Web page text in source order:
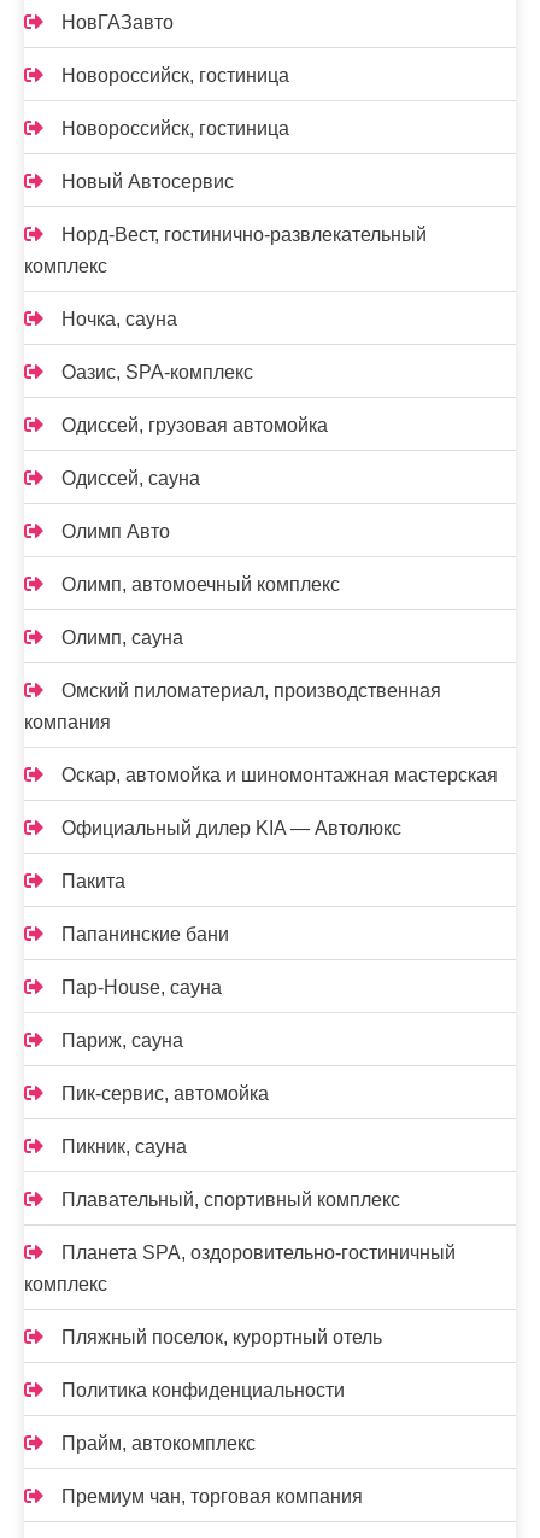
НовГАЗавто
Новороссийск, гостиница
Новороссийск, гостиница
Новый Автосервис
Норд-Вест, гостинично-развлекательный
комплекс
Ночка, сауна
Оазис, SPA-комплекс
Одиссей, грузовая автомойка
Одиссей, сауна
Олимп Авто
Олимп, автомоечный комплекс
Олимп, сауна
Омский пиломатериал, производственная
компания
Оскар, автомойка и шиномонтажная мастерская
Официальный дилер KIA — Автолюкс
Пакита
Папанинские бани
Пар-House, сауна
Париж, сауна
Пик-сервис, автомойка
Пикник, сауна
Плавательный, спортивный комплекс
Планета SPA, оздоровительно-гостиничный
комплекс
Пляжный поселок, курортный отель
Политика конфиденциальности
Прайм, автокомплекс
Премиум чан, торговая компания